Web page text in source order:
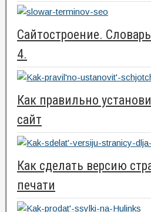
Сайтостроение.
4.
Как правильно
сайт
Как сделать версию
печати